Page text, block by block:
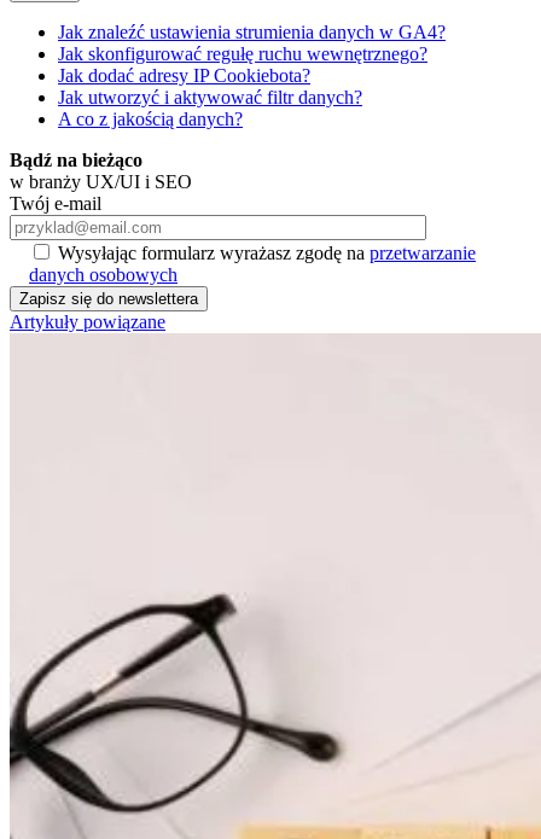
Jak znaleźć ustawienia strumienia danych w GA4?
Jak skonfigurować regułę ruchu wewnętrznego?
Jak dodać adresy IP Cookiebota?
Jak utworzyć i aktywować filtr danych?
A co z jakością danych?
Bądź na bieżąco
w branży UX/UI i SEO
Twój e-mail
Wysyłając formularz wyrażasz zgodę na przetwarzanie
danych osobowych
Artykuły powiązane